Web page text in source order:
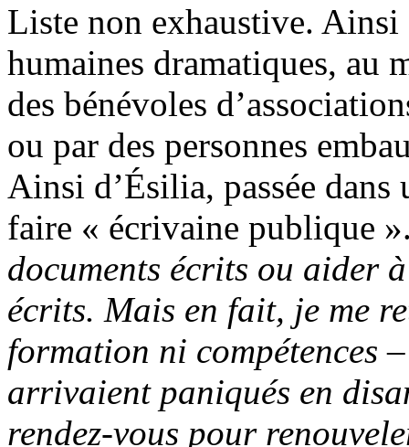
Liste non exhaustive.
humaines dramatiques, au
des bénévoles
ou par des personnes
Ainsi d’Ésilia, passée
faire « écrivaine publique
documents écrits ou aider
écrits. Mais en fait, je me
formation ni compétences
arrivaient paniqués en
rendez-vous pour